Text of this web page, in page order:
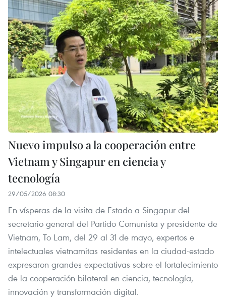
Nuevo impulso a la cooperación entre
Vietnam y Singapur en ciencia y
tecnología
29/05/2026 08:30
En vísperas de la visita de Estado a Singapur del
secretario general del Partido Comunista y presidente de
Vietnam, To Lam, del 29 al 31 de mayo, expertos e
intelectuales vietnamitas residentes en la ciudad-estado
expresaron grandes expectativas sobre el fortalecimiento
de la cooperación bilateral en ciencia, tecnología,
innovación y transformación digital.